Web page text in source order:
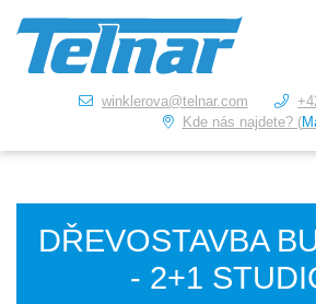
winklerova@telnar.com
Kde nás najdete? (
DŘEVOSTAVBA
- 2+1